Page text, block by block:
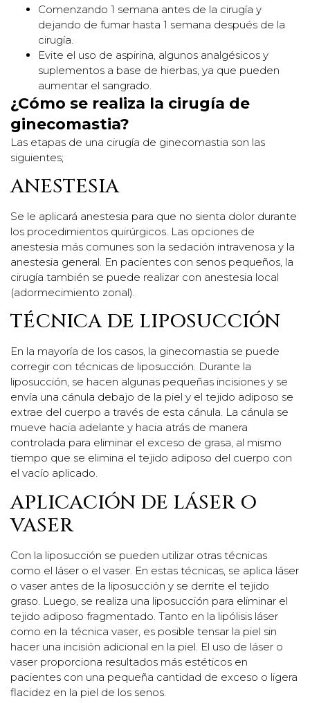
Comenzando 1 semana antes de la cirugía y
dejando de fumar hasta 1 semana después de la
cirugía.
Evite el uso de aspirina, algunos analgésicos y
suplementos a base de hierbas, ya que pueden
aumentar el sangrado.
¿Cómo se realiza la cirugía de
ginecomastia?
Las etapas de una cirugía de ginecomastia son las
siguientes;
ANESTESIA
Se le aplicará anestesia para que no sienta dolor durante
los procedimientos quirúrgicos. Las opciones de
anestesia más comunes son la sedación intravenosa y la
anestesia general. En pacientes con senos pequeños, la
cirugía también se puede realizar con anestesia local
(adormecimiento zonal).
TÉCNICA DE LIPOSUCCIÓN
En la mayoría de los casos, la ginecomastia se puede
corregir con técnicas de liposucción. Durante la
liposucción, se hacen algunas pequeñas incisiones y se
envía una cánula debajo de la piel y el tejido adiposo se
extrae del cuerpo a través de esta cánula. La cánula se
mueve hacia adelante y hacia atrás de manera
controlada para eliminar el exceso de grasa, al mismo
tiempo que se elimina el tejido adiposo del cuerpo con
el vacío aplicado.
APLICACIÓN DE LÁSER O
VASER
Con la liposucción se pueden utilizar otras técnicas
como el láser o el vaser. En estas técnicas, se aplica láser
o vaser antes de la liposucción y se derrite el tejido
graso. Luego, se realiza una liposucción para eliminar el
tejido adiposo fragmentado. Tanto en la lipólisis láser
como en la técnica vaser, es posible tensar la piel sin
hacer una incisión adicional en la piel. El uso de láser o
vaser proporciona resultados más estéticos en
pacientes con una pequeña cantidad de exceso o ligera
flacidez en la piel de los senos.